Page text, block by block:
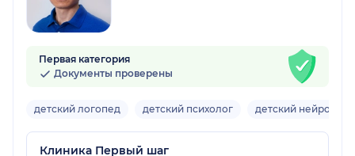
Первая категория
Документы проверены
детский логопед детский психолог детский
Клиника Первый шаг